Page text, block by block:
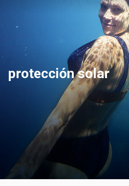
protección solar